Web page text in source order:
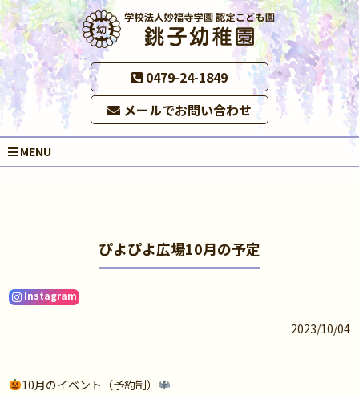
0479-24-1849
メールでお問い合わせ
MENU
ぴよぴよ広場10月の予定
Instagram
2023/10/04
10月のイベント（予約制）